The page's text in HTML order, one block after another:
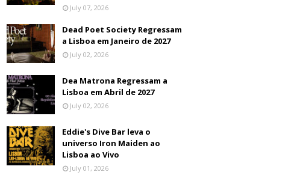
July 07, 2026
Dead Poet Society Regressam
a Lisboa em Janeiro de 2027
July 02, 2026
Dea Matrona Regressam a
Lisboa em Abril de 2027
July 02, 2026
Eddie's Dive Bar leva o
universo Iron Maiden ao
Lisboa ao Vivo
July 01, 2026